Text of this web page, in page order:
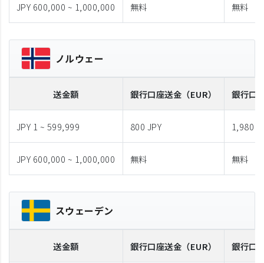
JPY 600,000 ~ 1,000,000 無料 無料
ノルウェー
送金額 銀行口座送金 （EUR） 銀行口
JPY 1 ~ 599,999 800 JPY 1,980
JPY 600,000 ~ 1,000,000 無料 無料
スウェーデン
送金額 銀行口座送金 （EUR） 銀行口